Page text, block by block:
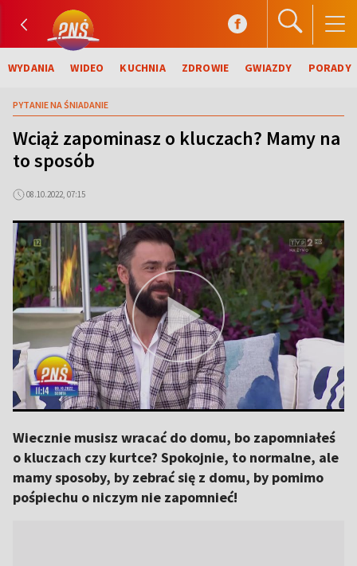
WYDANIA WIDEO KUCHNIA ZDROWIE GWIAZDY PORADY
PYTANIE NA ŚNIADANIE
Wciąż zapominasz o kluczach? Mamy na
to sposób
08.10.2022, 07:15
Wiecznie musisz wracać do domu, bo zapomniałeś
o kluczach czy kurtce? Spokojnie, to normalne, ale
mamy sposoby, by zebrać się z domu, by pomimo
pośpiechu o niczym nie zapomnieć!